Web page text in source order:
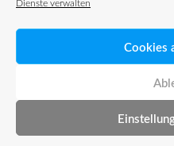
Cookies
© 2026 TUP GmbH & Co. KG